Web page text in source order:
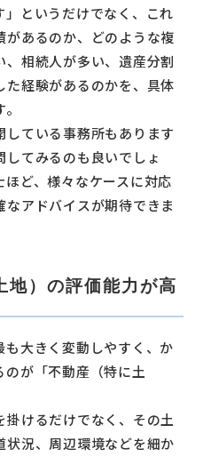
というだけでなく、これ
があるのか、どのような複
相続人が多い、遺産分割
経験があるのかを、具体
ている事務所もあります
してみるのも良いでしょ
ど、様々なケースに対応
アドバイスが期待できま
地）の評価能力が高
大きく変動しやすく、か
が「不動産（特に土
けるだけでなく、その土
況、周辺環境などを細か